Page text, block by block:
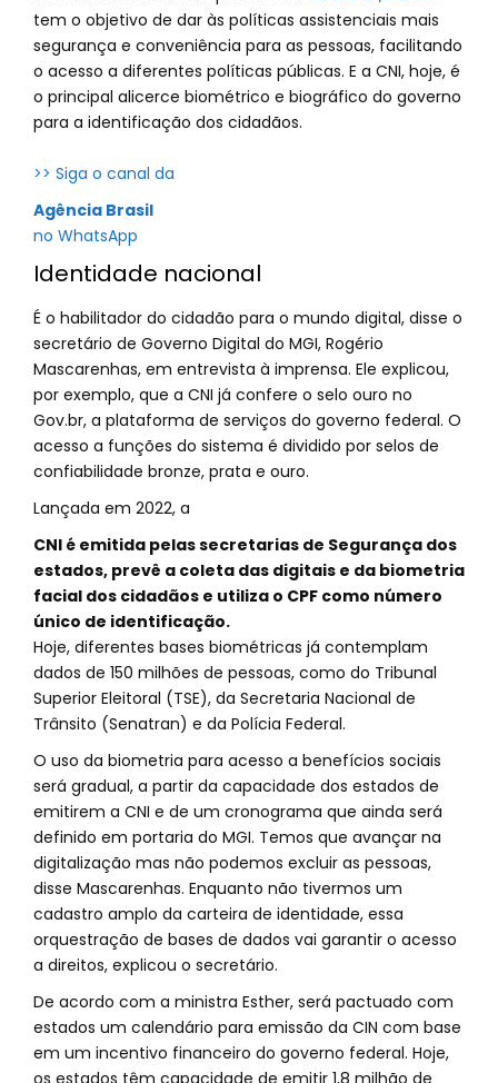
tem o objetivo de dar às políticas assistenciais mais
segurança e conveniência para as pessoas, facilitando
o acesso a diferentes políticas públicas. E a CNI, hoje, é
o principal alicerce biométrico e biográfico do governo
para a identificação dos cidadãos.
>> Siga o canal da
Agência Brasil
no WhatsApp
Identidade nacional
É o habilitador do cidadão para o mundo digital, disse o
secretário de Governo Digital do MGI, Rogério
Mascarenhas, em entrevista à imprensa. Ele explicou,
por exemplo, que a CNI já confere o selo ouro no
Gov.br, a plataforma de serviços do governo federal. O
acesso a funções do sistema é dividido por selos de
confiabilidade bronze, prata e ouro.
Lançada em 2022, a
CNI é emitida pelas secretarias de Segurança dos
estados, prevê a coleta das digitais e da biometria
facial dos cidadãos e utiliza o CPF como número
único de identificação.
Hoje, diferentes bases biométricas já contemplam
dados de 150 milhões de pessoas, como do Tribunal
Superior Eleitoral (TSE), da Secretaria Nacional de
Trânsito (Senatran) e da Polícia Federal.
O uso da biometria para acesso a benefícios sociais
será gradual, a partir da capacidade dos estados de
emitirem a CNI e de um cronograma que ainda será
definido em portaria do MGI. Temos que avançar na
digitalização mas não podemos excluir as pessoas,
disse Mascarenhas. Enquanto não tivermos um
cadastro amplo da carteira de identidade, essa
orquestração de bases de dados vai garantir o acesso
a direitos, explicou o secretário.
De acordo com a ministra Esther, será pactuado com
estados um calendário para emissão da CIN com base
em um incentivo financeiro do governo federal. Hoje,
os estados têm capacidade de emitir 1,8 milhão de